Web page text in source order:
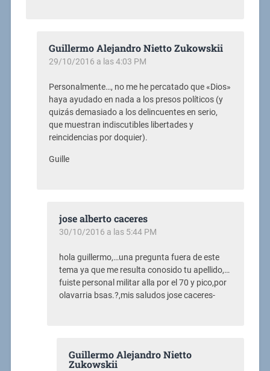
Guillermo Alejandro Nietto Zukowskii
29/10/2016 a las 4:03 PM
Personalmente…, no me he percatado que «Dios»
haya ayudado en nada a los presos políticos (y
quizás demasiado a los delincuentes en serio,
que muestran indiscutibles libertades y
reincidencias por doquier).
Guille
jose alberto caceres
30/10/2016 a las 5:44 PM
hola guillermo,…una pregunta fuera de este
tema ya que me resulta conosido tu apellido,…
fuiste personal militar alla por el 70 y pico,por
olavarria bsas.?,mis saludos jose caceres-
Guillermo Alejandro Nietto
Zukowskii